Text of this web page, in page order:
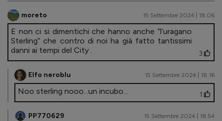
moreto 15 Settembre 2024 | 18.06
E non ci si dimentichi che hanno anche “l’uragano
Sterling” che contro di noi ha già fatto tantissimi
danni ai tempi del City .
3
Elfo neroblu 15 Settembre 2024 | 18.16
Noo sterling nooo...un incubo... 1
PP770629 15 Settembre 2024 | 18.54